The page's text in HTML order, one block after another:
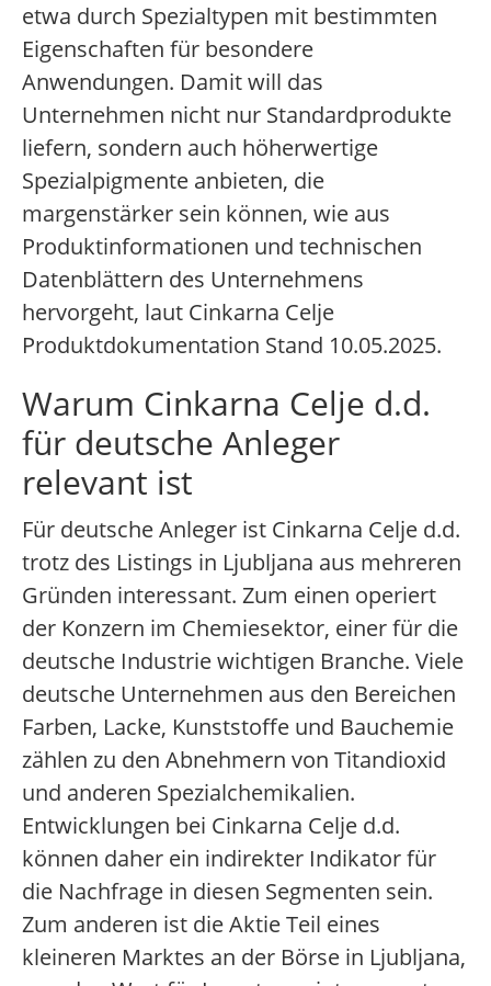
etwa durch Spezialtypen mit bestimmten
Eigenschaften für besondere
Anwendungen. Damit will das
Unternehmen nicht nur Standardprodukte
liefern, sondern auch höherwertige
Spezialpigmente anbieten, die
margenstärker sein können, wie aus
Produktinformationen und technischen
Datenblättern des Unternehmens
hervorgeht, laut Cinkarna Celje
Produktdokumentation Stand 10.05.2025.
Warum Cinkarna Celje d.d.
für deutsche Anleger
relevant ist
Für deutsche Anleger ist Cinkarna Celje d.d.
trotz des Listings in Ljubljana aus mehreren
Gründen interessant. Zum einen operiert
der Konzern im Chemiesektor, einer für die
deutsche Industrie wichtigen Branche. Viele
deutsche Unternehmen aus den Bereichen
Farben, Lacke, Kunststoffe und Bauchemie
zählen zu den Abnehmern von Titandioxid
und anderen Spezialchemikalien.
Entwicklungen bei Cinkarna Celje d.d.
können daher ein indirekter Indikator für
die Nachfrage in diesen Segmenten sein.
Zum anderen ist die Aktie Teil eines
kleineren Marktes an der Börse in Ljubljana,